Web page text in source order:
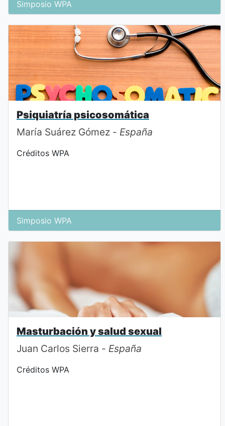
Simposio WPA
Psiquiatría psicosomática
María Suárez Gómez - España
Créditos WPA
Simposio WPA
Masturbación y salud sexual
Juan Carlos Sierra - España
Créditos WPA